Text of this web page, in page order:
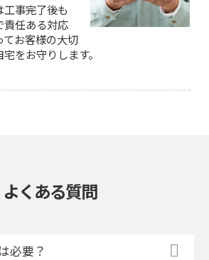
工事完了後も
責任ある対応
てお客様の大切
をお守りします。
よくある質問
必要？